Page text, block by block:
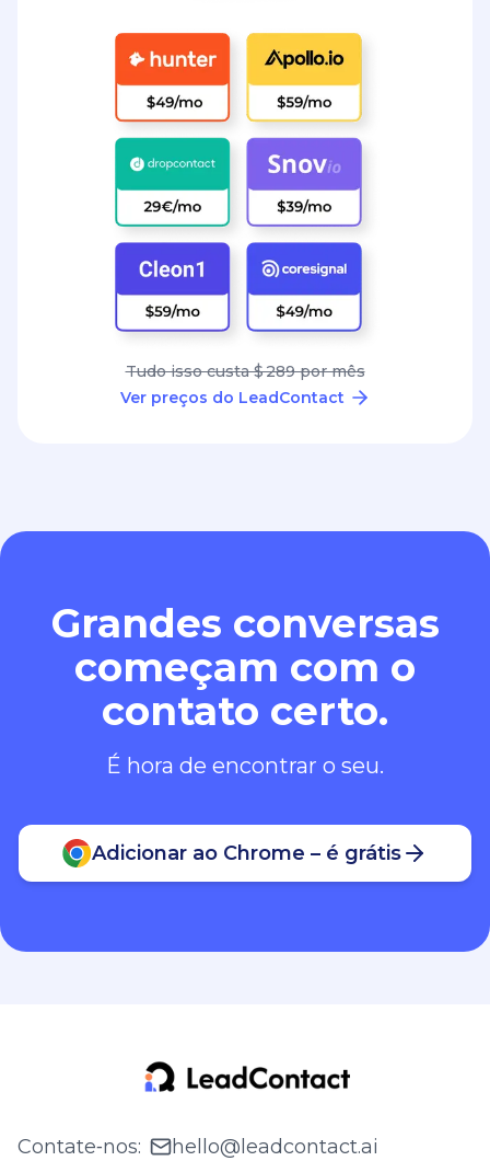
Tudo isso custa $ 289 por mês
Ver preços do LeadContact
Grandes conversas
começam com o
contato certo.
É hora de encontrar o seu.
Adicionar ao Chrome – é grátis
Contate‑nos: hello@leadcontact.ai